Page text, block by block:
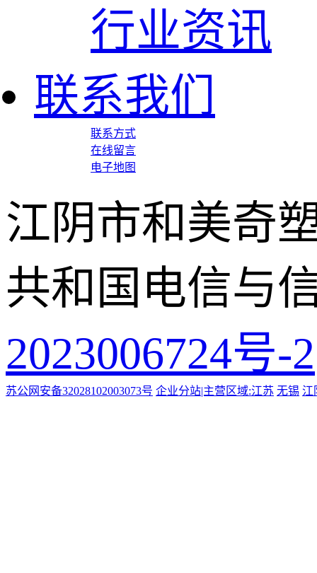
行业资讯
联系我们
联系方式
在线留言
电子地图
江阴市和美奇
共和国电信与
2023006724号-2
苏公网安备32028102003073号 企业分站|主营区域:江苏 无锡 江